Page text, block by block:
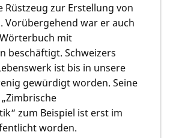
Rüstzeug zur Erstellung von
Vorübergehend war er auch
mit
beschäftigt. Schweizers
ist bis in unsere
gewürdigt worden. Seine
zum Beispiel ist erst im
worden.